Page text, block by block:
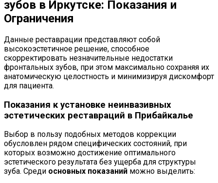
зубов в Иркутске: Показания и
Ограничения
Данные реставрации представляют собой
высокоэстетичное решение, способное
скорректировать незначительные недостатки
фронтальных зубов, при этом максимально сохраняя их
анатомическую целостность и минимизируя дискомфорт
для пациента.
Показания к установке неинвазивных
эстетических реставраций в Прибайкалье
Выбор в пользу подобных методов коррекции
обусловлен рядом специфических состояний, при
которых возможно достижение оптимального
эстетического результата без ущерба для структуры
зуба. Среди основных показаний можно выделить: